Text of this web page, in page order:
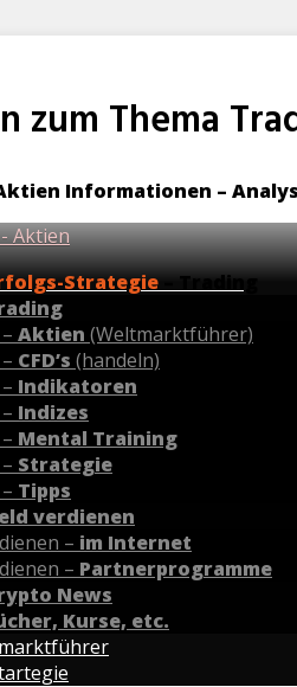
zum Thema
Informationen –
Aktien
Strategie – Trading
Aktien (Weltmarktführer)
CFD’s (handeln)
Indikatoren
Indizes
Mental Training
Strategie
Tipps
verdienen
– im Internet
– Partnerprogramme
News
Kurse, etc.